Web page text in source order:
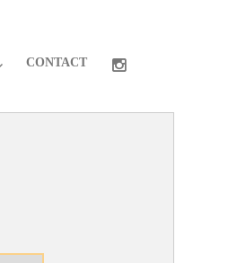
CONTACT